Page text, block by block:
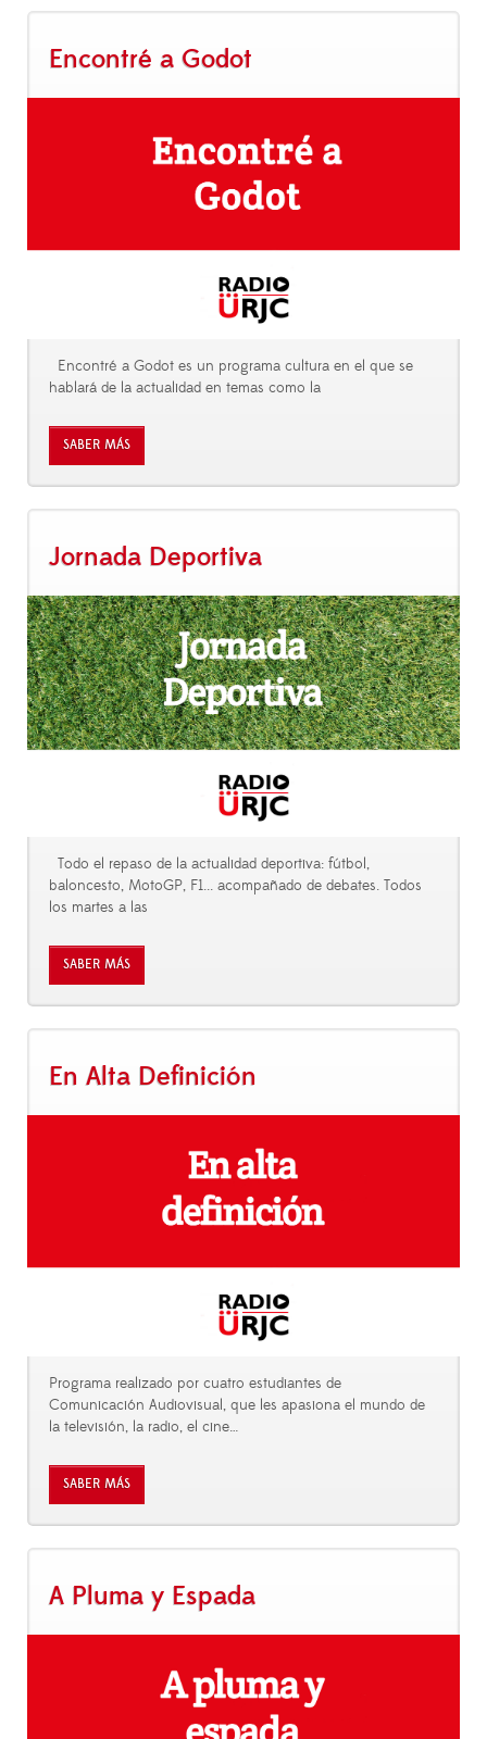
Encontré a Godot
Encontré a Godot es un programa cultura en el que se
hablará de la actualidad en temas como la
SABER MÁS
Jornada Deportiva
Todo el repaso de la actualidad deportiva: fútbol,
baloncesto, MotoGP, F1... acompañado de debates. Todos
los martes a las
SABER MÁS
En Alta Definición
Programa realizado por cuatro estudiantes de
Comunicación Audiovisual, que les apasiona el mundo de
la televisión, la radio, el cine…
SABER MÁS
A Pluma y Espada